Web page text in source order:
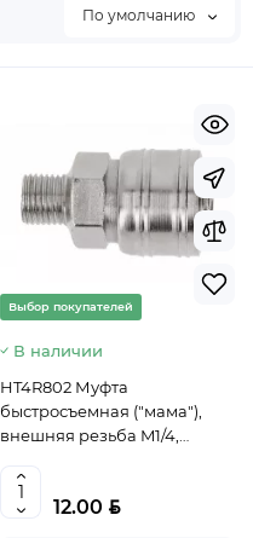
По умолчанию
Выбор покупателей
В наличии
HT4R802 Муфта
быстросъемная ("мама"),
внешняя резьба M1/4,
(CN)
12.00 BYN